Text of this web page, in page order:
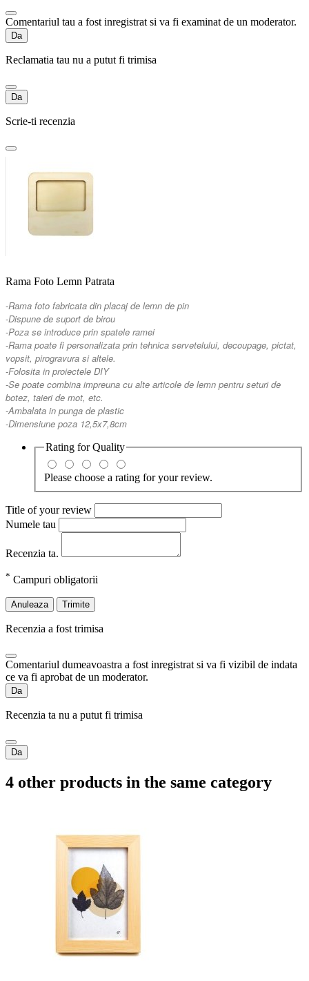
Comentariul tau a fost inregistrat si va fi examinat de un moderator.
Da
Reclamatia tau nu a putut fi trimisa
Da
Scrie-ti recenzia
Rama Foto Lemn Patrata
-Rama foto fabricata din placaj de lemn de pin
-Dispune de suport de birou
-Poza se introduce prin spatele ramei
-Rama poate fi personalizata prin tehnica servetelului, decoupage, pictat,
vopsit, pirogravura si altele.
-Folosita in proiectele DIY
-Se poate combina impreuna cu alte articole de lemn pentru seturi de
botez, taieri de mot, etc.
-Ambalata in punga de plastic
-Dimensiune poza 12,5x7,8cm
Rating forQuality
Please choose a rating for your review.
Title of your review
Numele tau
Recenzia ta.
* Campuri obligatorii
Anuleaza Trimite
Recenzia a fost trimisa
Comentariul dumeavoastra a fost inregistrat si va fi vizibil de indata
ce va fi aprobat de un moderator.
Da
Recenzia ta nu a putut fi trimisa
Da
4 other products in the same category